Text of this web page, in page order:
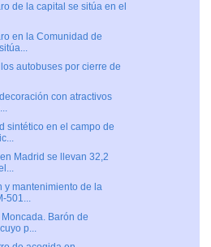
de la capital se sitúa en el
en la Comunidad de
autobuses por cierre de
con atractivos
sintético en el campo de
Madrid se llevan 32,2
y mantenimiento de la
501...
Barón de
p...